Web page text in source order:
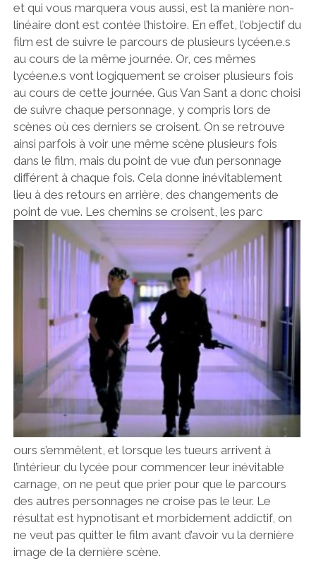
et qui vous marquera vous aussi, est la manière non-
linéaire dont est contée l’histoire. En effet, l’objectif du
film est de suivre le parcours de plusieurs lycéen.e.s
au cours de la même journée. Or, ces mêmes
lycéen.e.s vont logiquement se croiser plusieurs fois
au cours de cette journée. Gus Van Sant a donc choisi
de suivre chaque personnage, y compris lors de
scènes où ces derniers se croisent. On se retrouve
ainsi parfois à voir une même scène plusieurs fois
dans le film, mais du point de vue d’un personnage
différent à chaque fois. Cela donne inévitablement
lieu à des retours en arrière, des changements de
point de vue. Les chemins se croisent, les parc
ours s’emmêlent, et lorsque les tueurs arrivent à
l’intérieur du lycée pour commencer leur inévitable
carnage, on ne peut que prier pour que le parcours
des autres personnages ne croise pas le leur. Le
résultat est hypnotisant et morbidement addictif, on
ne veut pas quitter le film avant d’avoir vu la dernière
image de la dernière scène.